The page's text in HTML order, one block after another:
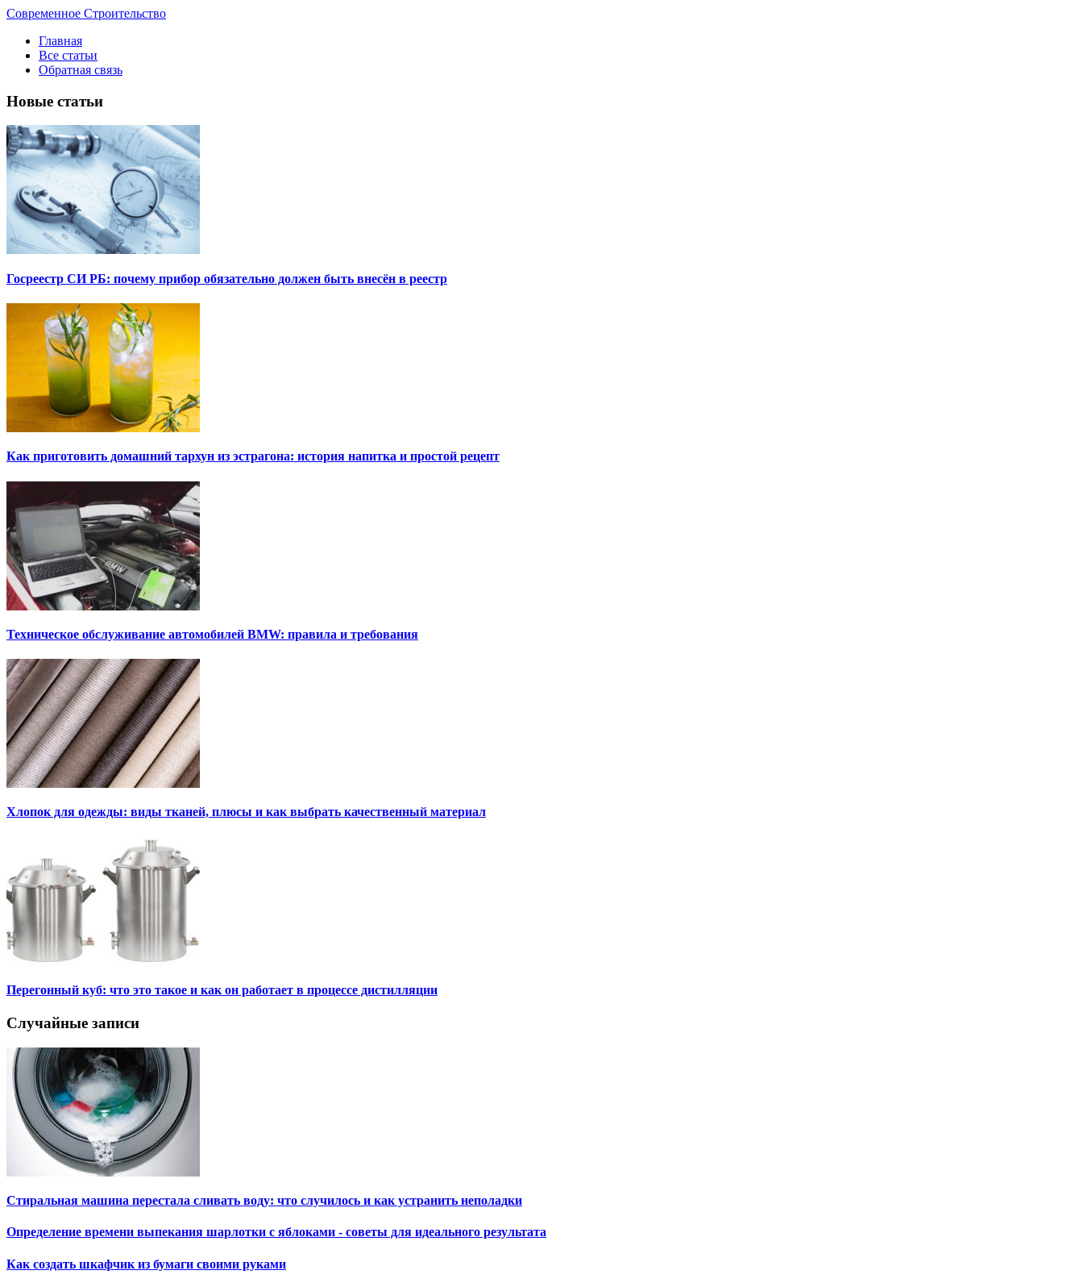
Современное Строительство
Главная
Все статьи
Обратная связь
Новые статьи
Госреестр СИ РБ: почему прибор обязательно должен быть внесён в реестр
Как приготовить домашний тархун из эстрагона: история напитка и простой рецепт
Техническое обслуживание автомобилей BMW: правила и требования
Хлопок для одежды: виды тканей, плюсы и как выбрать качественный материал
Перегонный куб: что это такое и как он работает в процессе дистилляции
Случайные записи
Стиральная машина перестала сливать воду: что случилось и как устранить неполадки
Определение времени выпекания шарлотки с яблоками - советы для идеального результата
Как создать шкафчик из бумаги своими руками